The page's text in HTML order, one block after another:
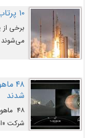
در۱۰ پرتاب برتر موشک آریان ۵ در تمام ادوار
برخی
می‌شوند
۴۸
شدند
۴۸
شرکت